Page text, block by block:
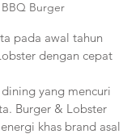
Burger
pada awal tahun
dengan cepat
yang mencuri
Burger & Lobster
khas brand asal